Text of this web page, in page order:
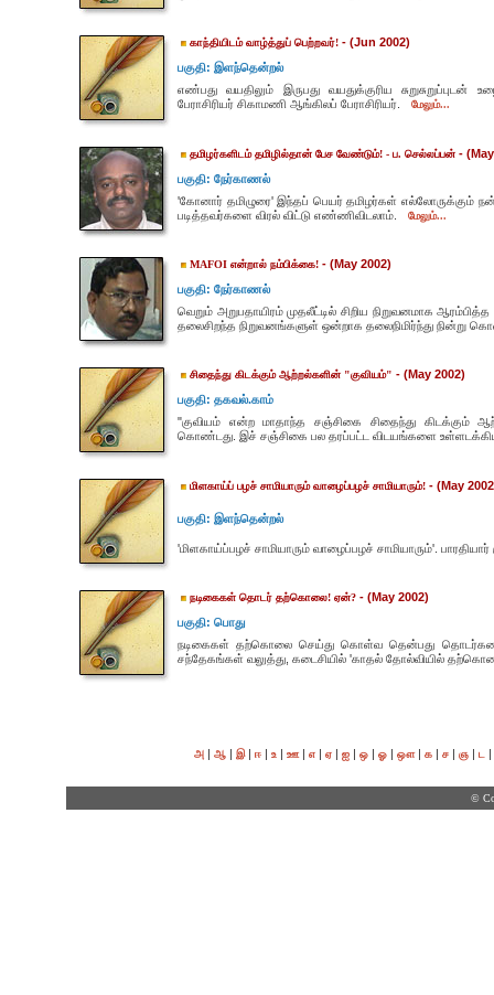
காந்தியிடம் வாழ்த்துப் பெற்றவர்! - (Jun 2002)
பகுதி: இளந்தென்றல்
எண்பது வயதிலும் இருபது வயதுக்குரிய சுறுசுறுப்புடன்
பேராசிரியர் சிகாமணி ஆங்கிலப் பேராசிரியர்.
மேலும்...
தமிழர்களிடம் தமிழில்தான் பேச வேண்டும்! - ப. செல்லப்பன் -
பகுதி: நேர்காணல்
'கோனார் தமிழுரை' இந்தப் பெயர் தமிழர்கள் எல்லோருக்கும்
படித்தவர்களை விரல் விட்டு எண்ணிவிடலாம்.
மேலும்...
MAFOI என்றால் நம்பிக்கை! - (May 2002)
பகுதி: நேர்காணல்
வெறும் அறுபதாயிரம் முதலீட்டில் சிறிய நிறுவனமாக
தலைசிறந்த நிறுவனங்களுள் ஒன்றாக தலைநிமிர்ந்து நின்று
சிதைந்து கிடக்கும் ஆற்றல்களின் "குவியம்" - (May 2002)
பகுதி: தகவல்.காம்
"குவியம் என்ற மாதாந்த சஞ்சிகை சிதைந்து
கொண்டது. இச் சஞ்சிகை பல தரப்பட்ட விடயங்களை
மிளகாய்ப் பழச் சாமியாரும் வாழைப்பழச் சாமியாரும்! - (May
பகுதி: இளந்தென்றல்
'மிளகாய்ப்பழச் சாமியாரும் வாழைப்பழச் சாமியாரும்'.
நடிகைகள் தொடர் தற்கொலை! ஏன்? - (May 2002)
பகுதி: பொது
நடிகைகள் தற்கொலை செய்து கொள்வ தென்பது
சந்தேகங்கள் வலுத்து, கடைசியில் 'காதல் தோல்வியில்
அ | ஆ | இ| ஈ | உ | ஊ | எ | ஏ | ஐ | ஒ | ஓ | ஔ| க | ச | ஞ | ட |
©